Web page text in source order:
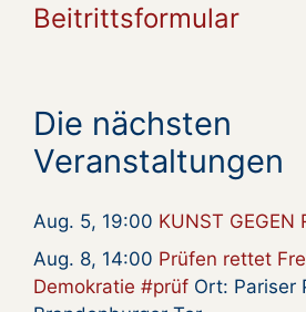
Beitrittsformular
Die nächsten
Veranstaltungen
Aug. 5, 19:00 KUNST GEGEN
Aug. 8, 14:00 Prüfen rettet
Demokratie #prüf Ort: Pariser